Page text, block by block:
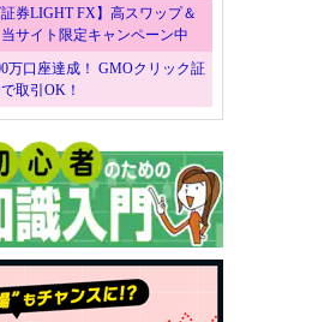
証券LIGHT FX】高スワップ＆
サイト限定キャンペーン中
万口座達成！ GMOクリック証
取引OK！